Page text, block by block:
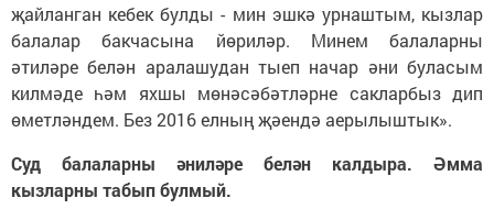
җайланган кебек булды - мин эшкә урнаштым, кызлар
балалар бакчасына йөриләр. Минем балаларны
әтиләре белән аралашудан тыеп начар әни буласым
килмәде һәм яхшы мөнәсәбәтләрне сакларбыз дип
өметләндем. Без 2016 елның җәендә аерылыштык».
Суд балаларны әниләре белән калдыра. Әмма
кызларны табып булмый.